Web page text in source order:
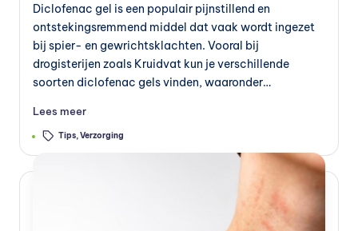
Diclofenac gel is een populair pijnstillend en
ontstekingsremmend middel dat vaak wordt ingezet
bij spier- en gewrichtsklachten. Vooral bij
drogisterijen zoals Kruidvat kun je verschillende
soorten diclofenac gels vinden, waaronder…
Lees meer
Tags: Tips,Verzorging